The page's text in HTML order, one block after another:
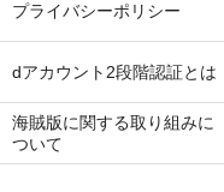
プライバシーポリシー
dアカウント2段階認証とは
海賊版に関する取り組みに
ついて